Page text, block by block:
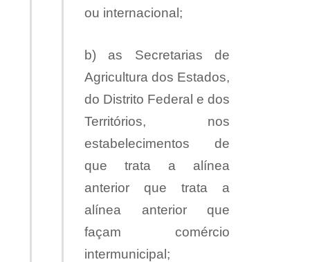
ou internacional;
b) as Secretarias de
Agricultura dos Estados,
do Distrito Federal e dos
Territórios, nos
estabelecimentos de
que trata a alínea
anterior que trata a
alínea anterior que
façam comércio
intermunicipal;